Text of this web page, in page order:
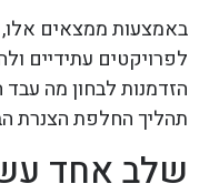
באמצעות ממצאים אלו,
לפרויקטים עתידיים
הזדמנות לבחון מה עבד
תהליך החלפת הצנרת
שלב אחד